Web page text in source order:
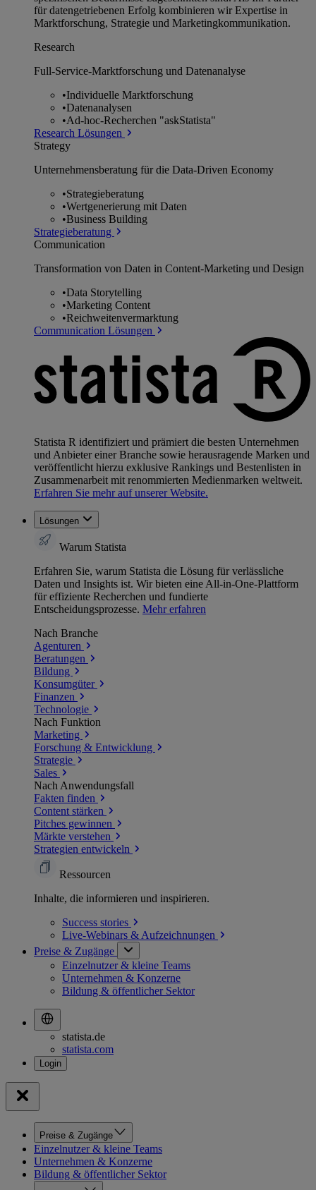
für datengetriebenen Erfolg kombinieren wir Expertise in
Marktforschung, Strategie und Marketingkommunikation.
Research
Full-Service-Marktforschung und Datenanalyse
•Individuelle Marktforschung
•Datenanalysen
•Ad-hoc-Recherchen "askStatista"
Research Lösungen
Strategy
Unternehmens­beratung für die Data-Driven Economy
•Strategieberatung
•Wertgenerierung mit Daten
•Business Building
Strategieberatung
Communication
Transformation von Daten in Content-Marketing und Design
•Data Storytelling
•Marketing Content
•Reichweitenvermarktung
Communication Lösungen
Statista R identifiziert und prämiert die besten Unternehmen
und Anbieter einer Branche sowie herausragende Marken und
veröffentlicht hierzu exklusive Rankings und Bestenlisten in
Zusammenarbeit mit renommierten Medienmarken weltweit.
Erfahren Sie mehr auf unserer Website.
Lösungen
Warum Statista
Erfahren Sie, warum Statista die Lösung für verlässliche
Daten und Insights ist. Wir bieten eine All-in-One-Plattform
für effiziente Recherchen und fundierte
Entscheidungsprozesse. Mehr erfahren
Nach Branche
Agenturen
Beratungen
Bildung
Konsumgüter
Finanzen
Technologie
Nach Funktion
Marketing
Forschung & Entwicklung
Strategie
Sales
Nach Anwendungsfall
Fakten finden
Content stärken
Pitches gewinnen
Märkte verstehen
Strategien entwickeln
Ressourcen
Inhalte, die informieren und inspirieren.
Success stories
Live-Webinars & Aufzeichnungen
Preise & Zugänge
Einzelnutzer & kleine Teams
Unternehmen & Konzerne
Bildung & öffentlicher Sektor
statista.de
statista.com
Preise & Zugänge
Einzelnutzer & kleine Teams
Unternehmen & Konzerne
Bildung & öffentlicher Sektor